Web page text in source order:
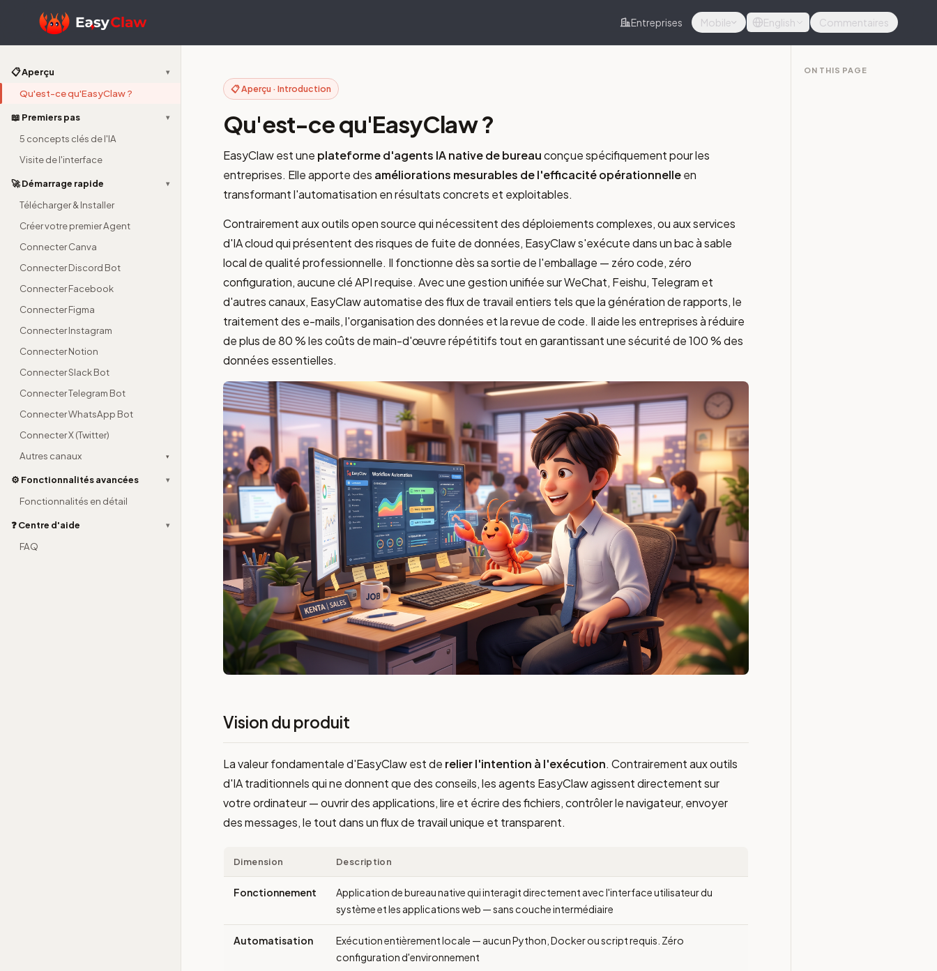
Entreprises Mobile English Commentaires
📋 Aperçu ▾
Qu'est-ce qu'EasyClaw ?
📖 Premiers pas ▾
5 concepts clés de l'IA
Visite de l'interface
🚀 Démarrage rapide ▾
Télécharger & Installer
Créer votre premier Agent
Connecter Canva
Connecter Discord Bot
Connecter Facebook
Connecter Figma
Connecter Instagram
Connecter Notion
Connecter Slack Bot
Connecter Telegram Bot
Connecter WhatsApp Bot
Connecter X (Twitter)
Autres canaux
▾
⚙️ Fonctionnalités avancées ▾
Fonctionnalités en détail
❓ Centre d'aide ▾
FAQ
📋 Aperçu · Introduction
Qu'est-ce qu'EasyClaw ?
EasyClaw est une plateforme d'agents IA native de bureauconçue spécifiquement pour les
entreprises. Elle apporte des améliorations mesurables de l'efficacité opérationnelleen
transformant l'automatisation en résultats concrets et exploitables.
Contrairement aux outils open source qui nécessitent des déploiements complexes, ou aux services
d'IA cloud qui présentent des risques de fuite de données, EasyClaw s'exécute dans un bac à sable
local de qualité professionnelle. Il fonctionne dès sa sortie de l'emballage — zéro code, zéro
configuration, aucune clé API requise. Avec une gestion unifiée sur WeChat, Feishu, Telegram et
d'autres canaux, EasyClaw automatise des flux de travail entiers tels que la génération de rapports, le
traitement des e-mails, l'organisation des données et la revue de code. Il aide les entreprises à réduire
de plus de 80 % les coûts de main-d'œuvre répétitifs tout en garantissant une sécurité de 100 % des
données essentielles.
Vision du produit
La valeur fondamentale d'EasyClaw est de relier l'intention à l'exécution. Contrairement aux outils
d'IA traditionnels qui ne donnent que des conseils, les agents EasyClaw agissent directement sur
votre ordinateur — ouvrir des applications, lire et écrire des fichiers, contrôler le navigateur, envoyer
des messages, le tout dans un flux de travail unique et transparent.
Dimension Description
Fonctionnement
Application de bureau native qui interagit directement avec l'interface utilisateur du
système et les applications web — sans couche intermédiaire
Automatisation
Exécution entièrement locale — aucun Python, Docker ou script requis. Zéro
configuration d'environnement
ON THIS PAGE